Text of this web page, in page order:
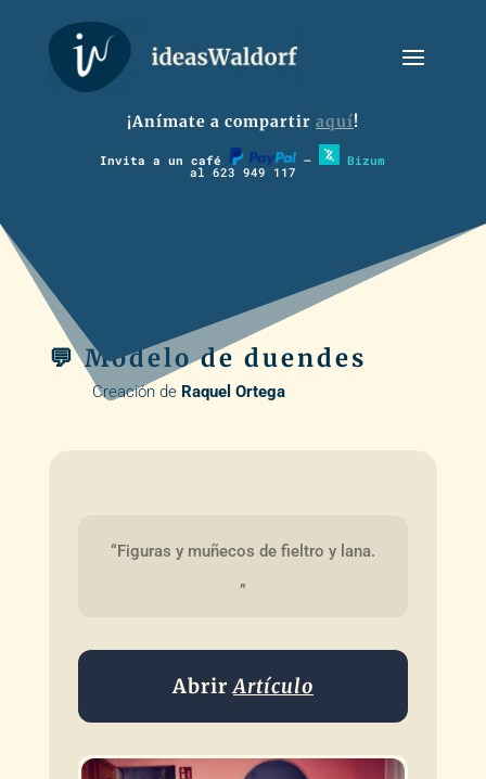
¡Anímate a compartir aquí!
Invita a un café – Bizum
al 623 949 117
💬 Modelo de duendes
Creación de Raquel Ortega
“Figuras y muñecos de fieltro y lana.
„
AbrirArtículo